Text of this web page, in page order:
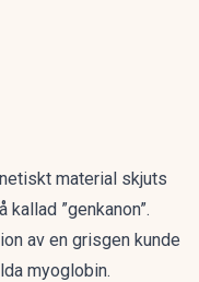
material skjuts
”genkanon”.
av en grisgen kunde
myoglobin.